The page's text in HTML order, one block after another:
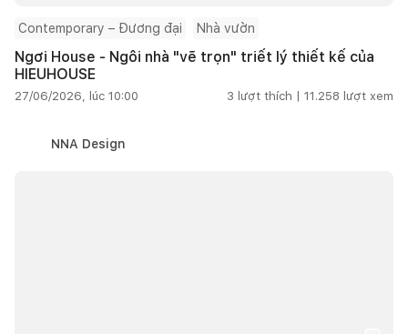
Contemporary – Đương đại Nhà vườn
Ngơi House - Ngôi nhà "vẽ trọn" triết lý thiết kế của
HIEUHOUSE
27/06/2026, lúc 10:00 3 lượt thích | 11.258 lượt xem
NNA Design